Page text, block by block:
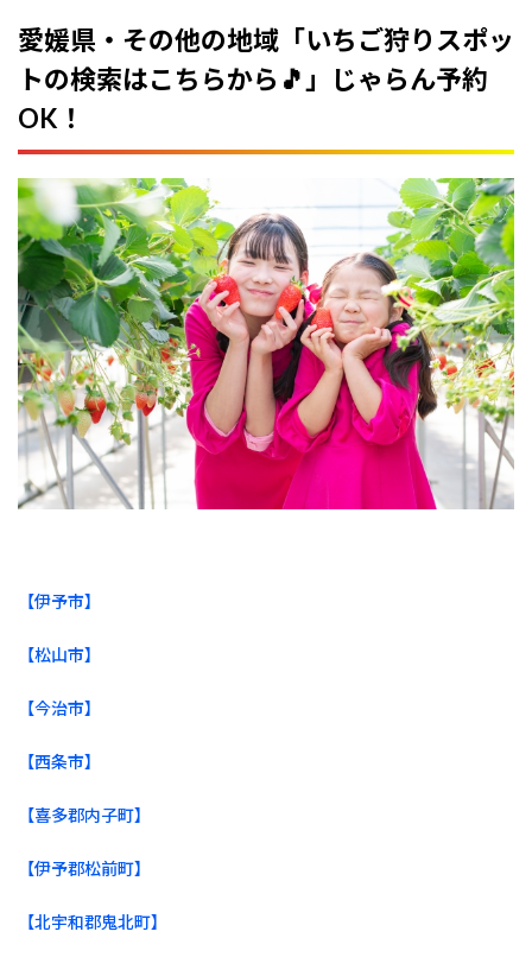
愛媛県・その他の地域「いちご狩りスポッ
トの検索はこちらから🎵」じゃらん予約
OK！
【伊予市】
【松山市】
【今治市】
【西条市】
【喜多郡内子町】
【伊予郡松前町】
【北宇和郡鬼北町】